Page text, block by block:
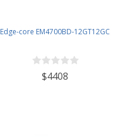
Edge-core EM4700BD-12GT12GC
$4408